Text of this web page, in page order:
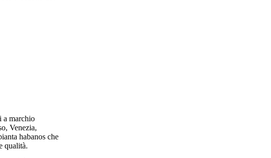
a marchio
Venezia,
habanos che
qualità.